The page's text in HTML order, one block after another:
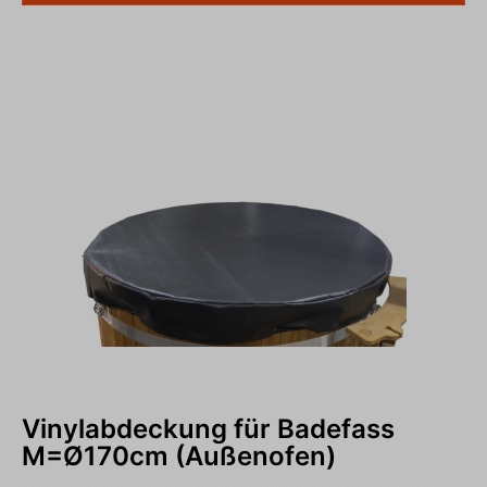
Vinylabdeckung für Badefass
M=Ø170cm (Außenofen)